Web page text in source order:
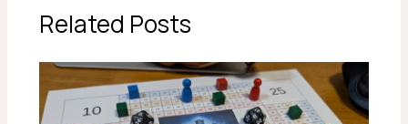
Related Posts